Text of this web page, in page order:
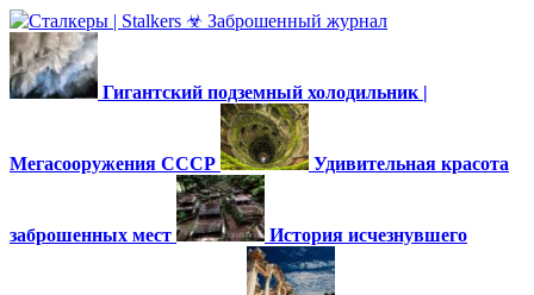
Гигантский подземный холодильник |
Мегасооружения СССР Удивительная красота
заброшенных мест История исчезнувшего